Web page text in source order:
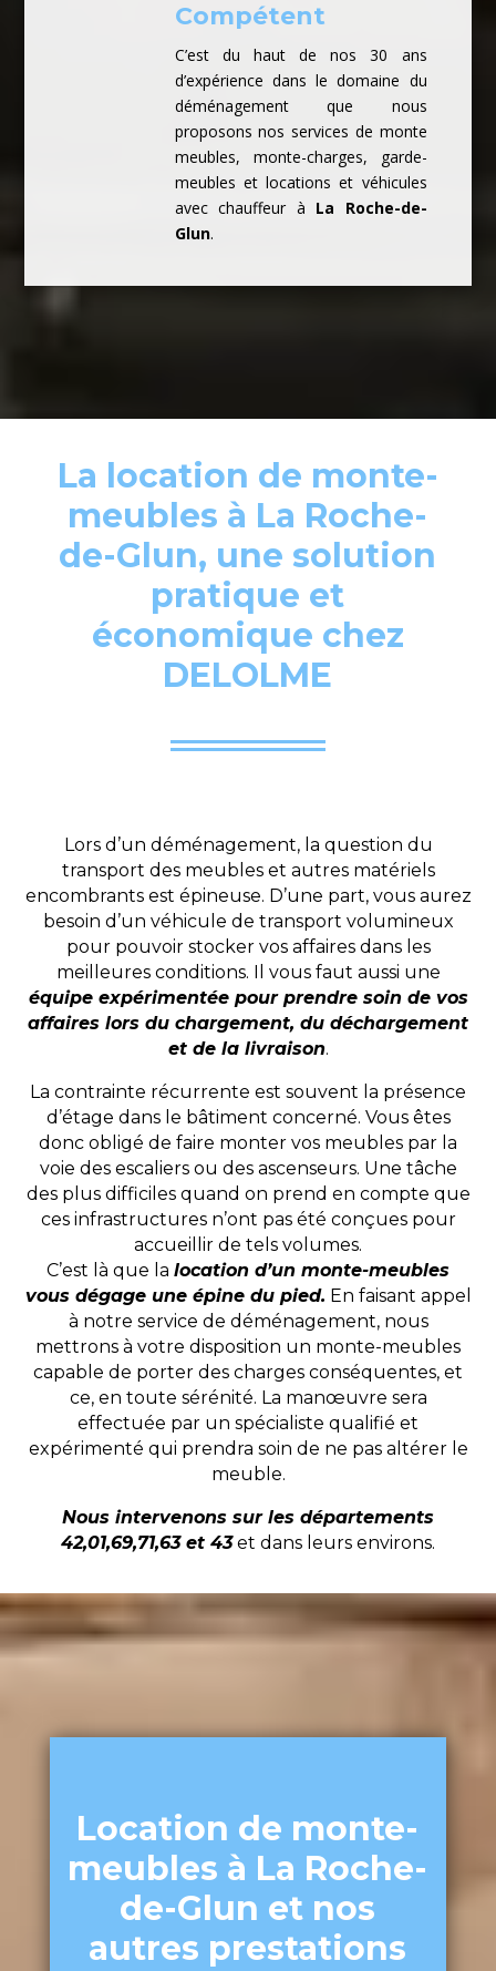
Compétent
C’est du haut de nos 30 ans
d’expérience dans le domaine du
déménagement que nous
proposons nos services de monte
meubles, monte-charges, garde-
meubles et locations et véhicules
avec chauffeur à La Roche-de-
Glun.
La location de monte-
meubles à La Roche-
de-Glun, une solution
pratique et
économique chez
DELOLME
Lors d’un déménagement, la question du
transport des meubles et autres matériels
encombrants est épineuse. D’une part, vous aurez
besoin d’un véhicule de transport volumineux
pour pouvoir stocker vos affaires dans les
meilleures conditions. Il vous faut aussi une
équipe expérimentée pour prendre soin de vos
affaires lors du chargement, du déchargement
et de la livraison.
La contrainte récurrente est souvent la présence
d’étage dans le bâtiment concerné. Vous êtes
donc obligé de faire monter vos meubles par la
voie des escaliers ou des ascenseurs. Une tâche
des plus difficiles quand on prend en compte que
ces infrastructures n’ont pas été conçues pour
accueillir de tels volumes.
C’est là que la location d’un monte-meubles
vous dégage une épine du pied. En faisant appel
à notre service de déménagement, nous
mettrons à votre disposition un monte-meubles
capable de porter des charges conséquentes, et
ce, en toute sérénité. La manœuvre sera
effectuée par un spécialiste qualifié et
expérimenté qui prendra soin de ne pas altérer le
meuble.
Nous intervenons sur les départements
42,01,69,71,63 et 43et dans leurs environs.
Location de monte-
meubles à La Roche-
de-Glun et nos
autres prestations